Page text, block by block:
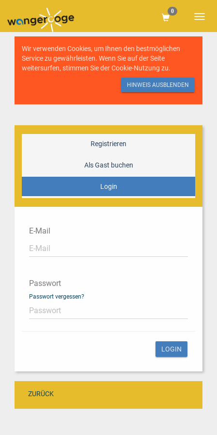
0
Wir verwenden Cookies, um Ihnen den bestmöglichen
Service zu gewährleisten. Wenn Sie auf der Seite
weitersurfen, stimmen Sie derCookie-Nutzung zu.
HINWEIS AUSBLENDEN
Registrieren
Als Gast buchen
Login
E-Mail
Passwort
Passwort vergessen?
ZURÜCK